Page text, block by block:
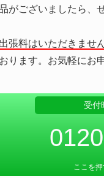
がございましたら、
出張料はいただきません
ります。お気軽にお
受付
ここを